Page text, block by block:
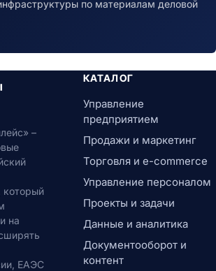
по материалам деловой
–
который
на
ЕАЭС
КАТАЛОГ
Управление
предприятием
Продажи и маркетинг
Торговля и e-commerce
Управление персоналом
Проекты и задачи
Данные и аналитика
Документооборот и
контент